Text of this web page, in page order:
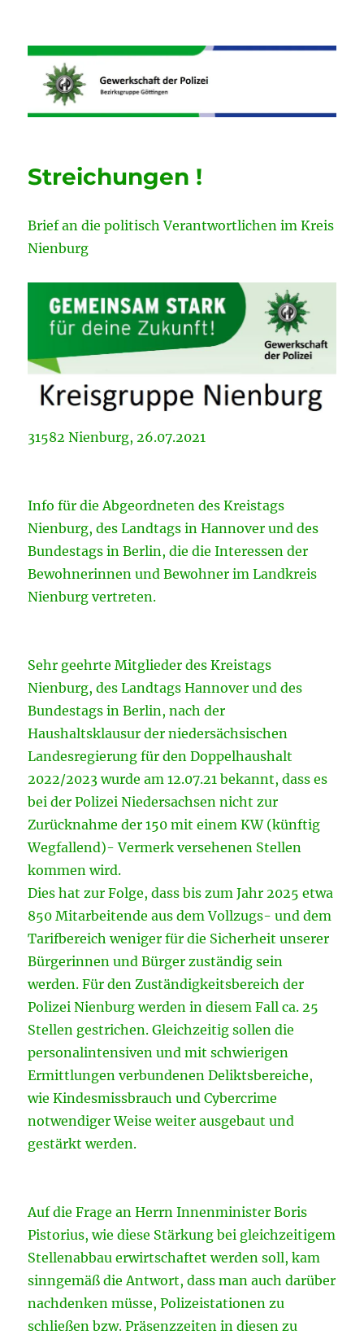
Informationen der GdP
Bezirksgruppe Göttingen
Streichungen !
Brief an die politisch Verantwortlichen im Kreis
Nienburg
31582 Nienburg, 26.07.2021
Info für die Abgeordneten des Kreistags
Nienburg, des Landtags in Hannover und des
Bundestags in Berlin, die die Interessen der
Bewohnerinnen und Bewohner im Landkreis
Nienburg vertreten.
Sehr geehrte Mitglieder des Kreistags
Nienburg, des Landtags Hannover und des
Bundestags in Berlin, nach der
Haushaltsklausur der niedersächsischen
Landesregierung für den Doppelhaushalt
2022/2023 wurde am 12.07.21 bekannt, dass es
bei der Polizei Niedersachsen nicht zur
Zurücknahme der 150 mit einem KW (künftig
Wegfallend)- Vermerk versehenen Stellen
kommen wird.
Dies hat zur Folge, dass bis zum Jahr 2025 etwa
850 Mitarbeitende aus dem Vollzugs- und dem
Tarifbereich weniger für die Sicherheit unserer
Bürgerinnen und Bürger zuständig sein
werden. Für den Zuständigkeitsbereich der
Polizei Nienburg werden in diesem Fall ca. 25
Stellen gestrichen. Gleichzeitig sollen die
personalintensiven und mit schwierigen
Ermittlungen verbundenen Deliktsbereiche,
wie Kindesmissbrauch und Cybercrime
notwendiger Weise weiter ausgebaut und
gestärkt werden.
Auf die Frage an Herrn Innenminister Boris
Pistorius, wie diese Stärkung bei gleichzeitigem
Stellenabbau erwirtschaftet werden soll, kam
sinngemäß die Antwort, dass man auch darüber
nachdenken müsse, Polizeistationen zu
schließen bzw. Präsenzzeiten in diesen zu